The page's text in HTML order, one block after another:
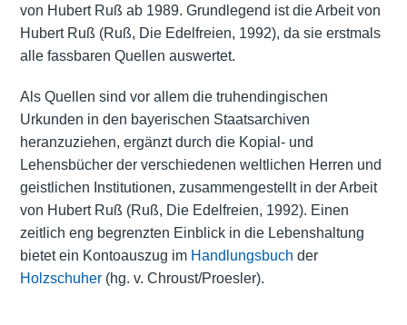
von Hubert Ruß ab 1989. Grundlegend ist die Arbeit von
Hubert Ruß (Ruß, Die Edelfreien, 1992), da sie erstmals
alle fassbaren Quellen auswertet.
Als Quellen sind vor allem die truhendingischen
Urkunden in den bayerischen Staatsarchiven
heranzuziehen, ergänzt durch die Kopial- und
Lehensbücher der verschiedenen weltlichen Herren und
geistlichen Institutionen, zusammengestellt in der Arbeit
von Hubert Ruß (Ruß, Die Edelfreien, 1992). Einen
zeitlich eng begrenzten Einblick in die Lebenshaltung
bietet ein Kontoauszug im Handlungsbuch der
Holzschuher(hg. v. Chroust/Proesler).